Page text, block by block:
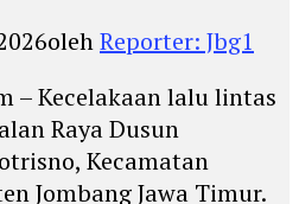
olehReporter: Jbg1
– Kecelakaan lalu lintas
Raya Dusun
Kecamatan
Jombang Jawa Timur.